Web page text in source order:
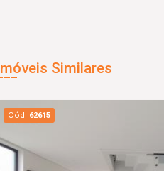
Similares
Cód. 62615